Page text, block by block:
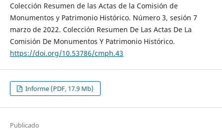
Colección Resumen de las Actas de la Comisión de
Monumentos y Patrimonio Histórico. Número 3, sesión 7
marzo de 2022. Colección Resumen De Las Actas De La
Comisión De Monumentos Y Patrimonio Histórico.
https://doi.org/10.53786/cmph.43
Informe (PDF, 17.9 Mb)
Publicado